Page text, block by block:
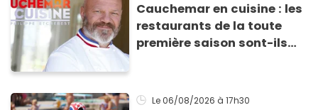
Cauchemar en cuisine : les
restaurants de la toute
première saison sont-ils
Le 06/08/2026 à 17h30